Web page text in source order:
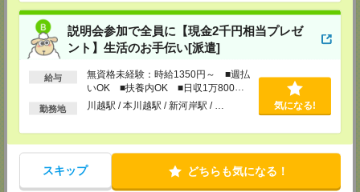
説明会参加で全員に【現金2千円相当プレゼ
ント】生活のお手伝い[派遣]
給与
無資格未経験：時給1350円～ ■週払
いOK ■扶養内OK ■日収1万800円
以上
勤務地 川越駅 / 本川越駅 / 新河岸駅 / … 気になる!
スキップ どちらも気になる！
埼玉県越谷市弥生町1-4 越谷弥生ビル3階
TEL：0120-713-515
担当：採用担当
厚木支店
神奈川県厚木市旭町1-2-1 日本生命本厚木ビル7階
TEL：0120-713-515
〒251-0025
TEL：0120-713-515
担当：採用担当